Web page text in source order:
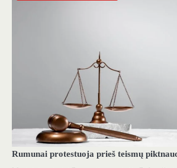
Rumunai protestuoja prieš teismų